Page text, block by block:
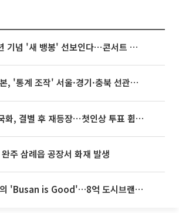
빅뱅, 20주년 기념 '새 뱅봉' 선보인다⋯콘서트 앞두고 팝업 개최
'통계 조작' 서울·경기·충북 선관위 등 추가 압수수색
‘나솔사계’ 국화, 결별 후 재등장⋯첫인상 투표 휩쓸고 ‘인기녀’ 등극
주 삼례읍 공장서 화재 발생
is Good'…8억 도시브랜드, 용산 대통령실 CI 업체가 수행